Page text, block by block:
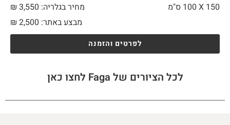
150 X
מחיר בגלריה: 3,550 ₪
מבצע באתר:
₪ 2,500
לפרטים והזמנה
לכל הציורים של Faga לחצו כאן